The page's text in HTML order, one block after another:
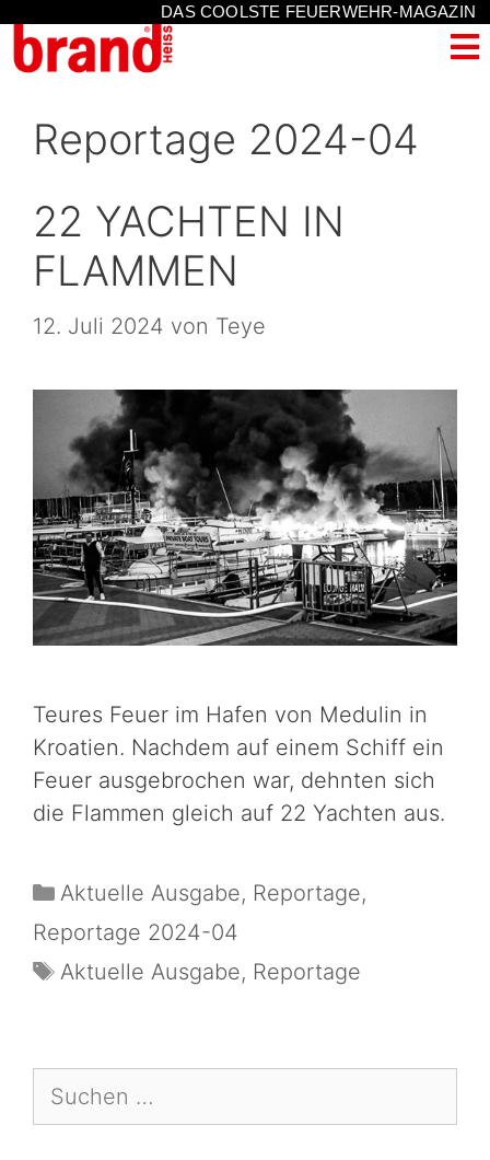
DAS COOLSTE FEUERWEHR-MAGAZIN
Reportage 2024-04
22 YACHTEN IN
FLAMMEN
12. Juli 2024 von Teye
Teures Feuer im Hafen von Medulin in
Kroatien. Nachdem auf einem Schiff ein
Feuer ausgebrochen war, dehnten sich
die Flammen gleich auf 22 Yachten aus.
Aktuelle Ausgabe, Reportage,
Reportage 2024-04
Aktuelle Ausgabe, Reportage